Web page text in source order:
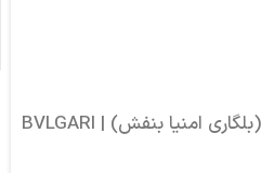
عطر بولگاری اومنیا آمتیس (بلگاری امنیا بنفش) | BVLGARI